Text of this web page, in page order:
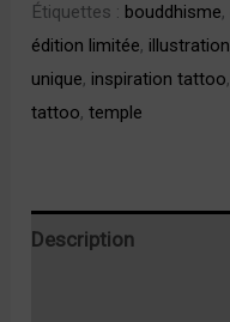
Étiquettes : bouddhisme,
édition limitée, illustration
unique, inspiration tattoo,
tattoo,temple
Description